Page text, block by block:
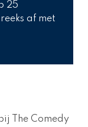
25
af met
The Comedy